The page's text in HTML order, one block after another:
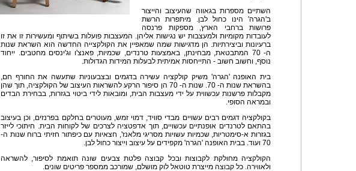
השתיים מספרות בגאווה שהעיצוב והייצור
ב'הגרה' הינו כחול לבן. מיתפרות הרשת
פרושות ברחבי הארץ, מספקות פרנסה
לעובדות מקומיות ולמעצבות יש נגישות אליהן. המעצבות פועלות בשיתוף ומעשירות זו את זו
ברעיונות וביצירתיות. הן מדגישות שמה שמאפיין את הקולקצייה החדשה הוא השראת שנות
ה- 70 המתבטאת, מבחינתן, באמצעות טרנדים, שכמיות, פאנצ'ו וג'ינסים מחטבים. ייחוד
נוסף, וחשוב חשוב - התייחסות אמיתית לבעלות המידות הגדולות.
בית האופנה 'הגרה' משיק קולקציה עשירה בדגמים ובצבעוניות שתעשה את החורף חם,
בהשראת שנות ה- 70. שנות ה- 70 הן סיפור הרקע להשראות העיצוב של הקולקציה, תוך שהן
מקבלות פרשנות עכשווית על ידי מעצבות הבית, ומובאות לידי ביטוי בגזרות, בבחירת הבדים
ובמראה הסופי.
בקולקציה דגמים רבים עשויים מבדי סוויד, דמוי זמש, מעוטרים בחלקם בפרנזים, וכן בעיצוב
בהתאם לטרנדים אופנתיים עכשויים, תוך אדפטציה לצרכים של לקוחות הבית. חיתוכי לייזר
בגזרות א-סימטריות, שכמיות עשויות מסריגי מלאנז', חצאיות עם כיפתור חזיתי ברוח שנות ה-
70 ועוד. בבית האופנה 'הגרה' מקפידים על עיצוב וייצור כחול לבן.
הקולקציה מחולקת לקבוצות ובכל קבוצה פלטת צבעים שונה תואמת לסיפור, להשראה
ולאווירה. כל קבוצה מייצרת טוטאל לוק מושלם, שמורכב ממספר פריטים שונים.